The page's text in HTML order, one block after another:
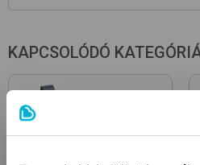
Újrahasznosított anyagból
KAPCSOLÓDÓ